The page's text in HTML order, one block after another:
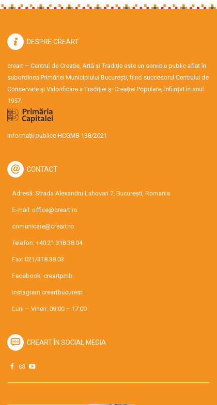
DESPRE CREART
creart – Centrul de Creație, Artă și Tradiție este un serviciu public aflat în
subordinea Primăriei Municipiului București, fiind succesorul Centrului de
Conservare şi Valorificare a Tradiţiei şi Creaţiei Populare, înființat în anul
1957.
Informații publice HCGMB 138/2021
CONTACT
Adresă: Strada Alexandru Lahovari 7, București, Romania
E-mail: office@creart.ro
comunicare@creart.ro
Telefon: +40.21.318.38.04
Fax: 021/318.38.03
Facebook: creartpmb
Instagram creartbucuresti
Luni – Vineri: 09:00 – 17:00
CREART ÎN SOCIAL MEDIA